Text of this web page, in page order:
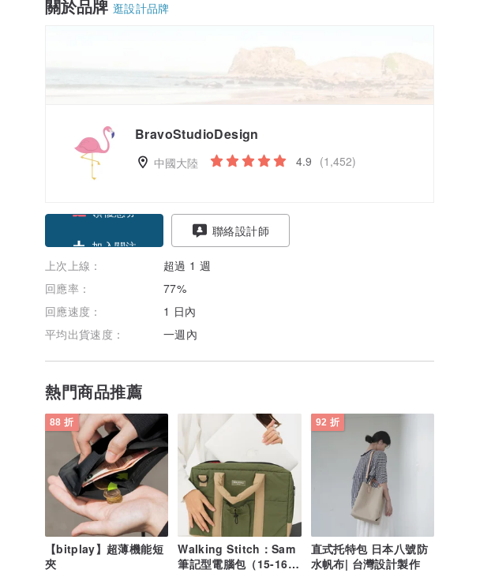
關於品牌 逛設計品牌
BravoStudioDesign
中國大陸 4.9 (1,452)
加入關注
聯絡設計師
上次上線：
超過 1 週
回應率：
77%
回應速度：
1 日內
平均出貨速度：
一週內
熱門商品推薦
88 折
【bitplay】超薄機能短
夾
Walking Stitch：Sam
筆記型電腦包（15-16
92 折
直式托特包 日本八號防
水帆布| 台灣設計製作